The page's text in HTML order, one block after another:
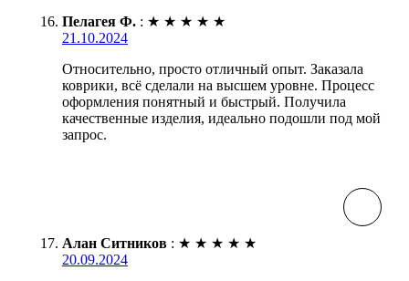
Пелагея Ф. : ★ ★ ★ ★ ★
21.10.2024
Относительно, просто отличный опыт. Заказала
коврики, всё сделали на высшем уровне. Процесс
оформления понятный и быстрый. Получила
качественные изделия, идеально подошли под мой
запрос.
Алан Ситников : ★ ★ ★ ★ ★
20.09.2024